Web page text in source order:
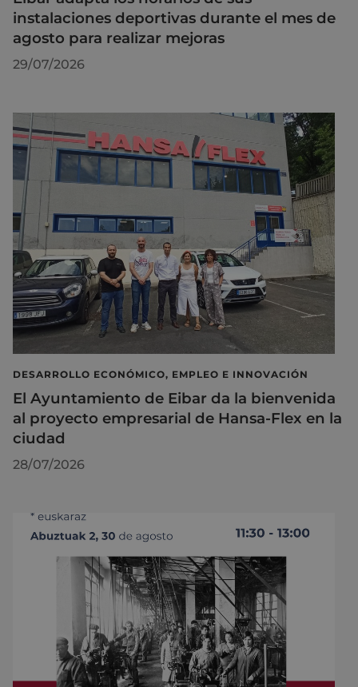
instalaciones deportivas durante el mes de
agosto para realizar mejoras
29/07/2026
DESARROLLO ECONÓMICO, EMPLEO E INNOVACIÓN
El Ayuntamiento de Eibar da la bienvenida
al proyecto empresarial de Hansa-Flex en la
ciudad
28/07/2026